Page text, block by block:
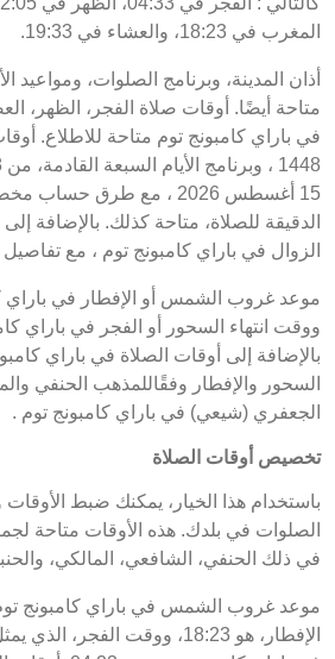
المغرب في 18:23، والعشاء في 19:33.
أذان المدينة، وبرنامج الصلوات، ومواعيد
متاحة أيضًا. أوقات صلاة الفجر، الظهر،
15 أغسطس 2026 ، مع طرق
الدقيقة للصلاة، متاحة كذلك. بالإضافة
الزوال في باراي كامبونج توم ، مع تفاصيل
بالإضافة إلى أوقات الصلاة في باراي
السحور والإفطار وفقًاللمذهب الحنفي
الجعفري (شيعي) في باراي كامبونج توم .
تخصيص أوقات الصلاة
باستخدام هذا الخيار، يمكنك ضبط
الصلوات في بلدك. هذه الأوقات متاحة
في ذلك الحنفي، الشافعي، المالكي،
موعد غروب الشمس في باراي كامبونج
الإفطار، هو 18:23، ووقت